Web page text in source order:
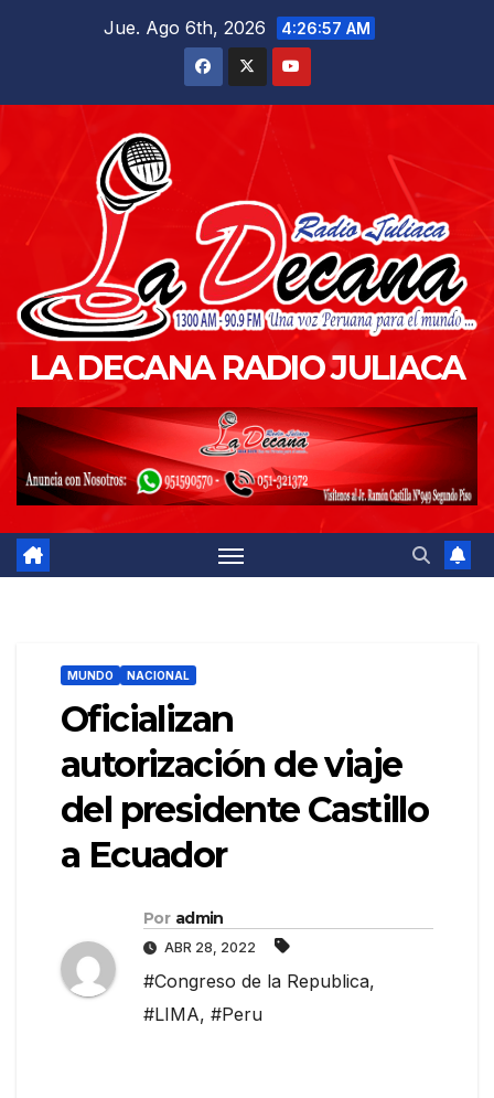
Jue. Ago 6th, 2026 4:26:58 AM
LA DECANA RADIO JULIACA
MUNDO NACIONAL
Oficializan
autorización de viaje
del presidente Castillo
a Ecuador
Por admin
ABR 28, 2022
#Congreso de la Republica,
#LIMA, #Peru